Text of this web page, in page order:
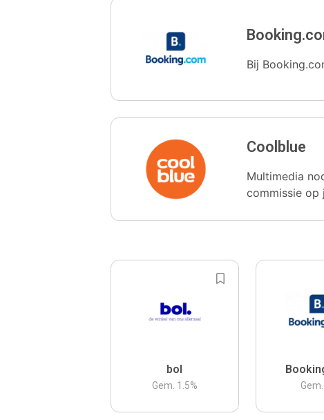
Bij
Coolblue
Multimedia
commissie op
bol
Gem. 1.5% Gem.